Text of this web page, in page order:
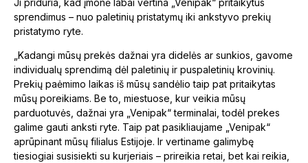
Ji priduria, kad įmonė labai vertina „Venipak“ pritaikytus
sprendimus – nuo paletinių pristatymų iki ankstyvo prekių
pristatymo ryte.
„Kadangi mūsų prekės dažnai yra didelės ar sunkios, gavome
individualų sprendimą dėl paletinių ir puspaletinių krovinių.
Prekių paėmimo laikas iš mūsų sandėlio taip pat pritaikytas
mūsų poreikiams. Be to, miestuose, kur veikia mūsų
parduotuvės, dažnai yra „Venipak“ terminalai, todėl prekes
galime gauti anksti ryte. Taip pat pasikliaujame „Venipak“
aprūpinant mūsų filialus Estijoje. Ir vertiname galimybę
tiesiogiai susisiekti su kurjeriais – prireikia retai, bet kai reikia,